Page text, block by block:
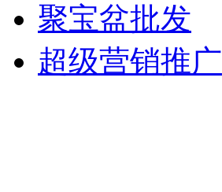
聚宝盆批发
超级营销推广